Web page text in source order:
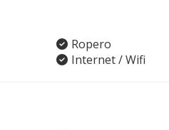
Ropero
Internet / Wifi